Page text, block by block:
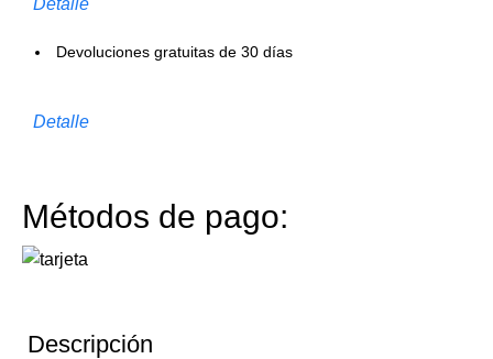
Detalle
Devoluciones gratuitas de 30 días
Detalle
Métodos de pago:
Descripción